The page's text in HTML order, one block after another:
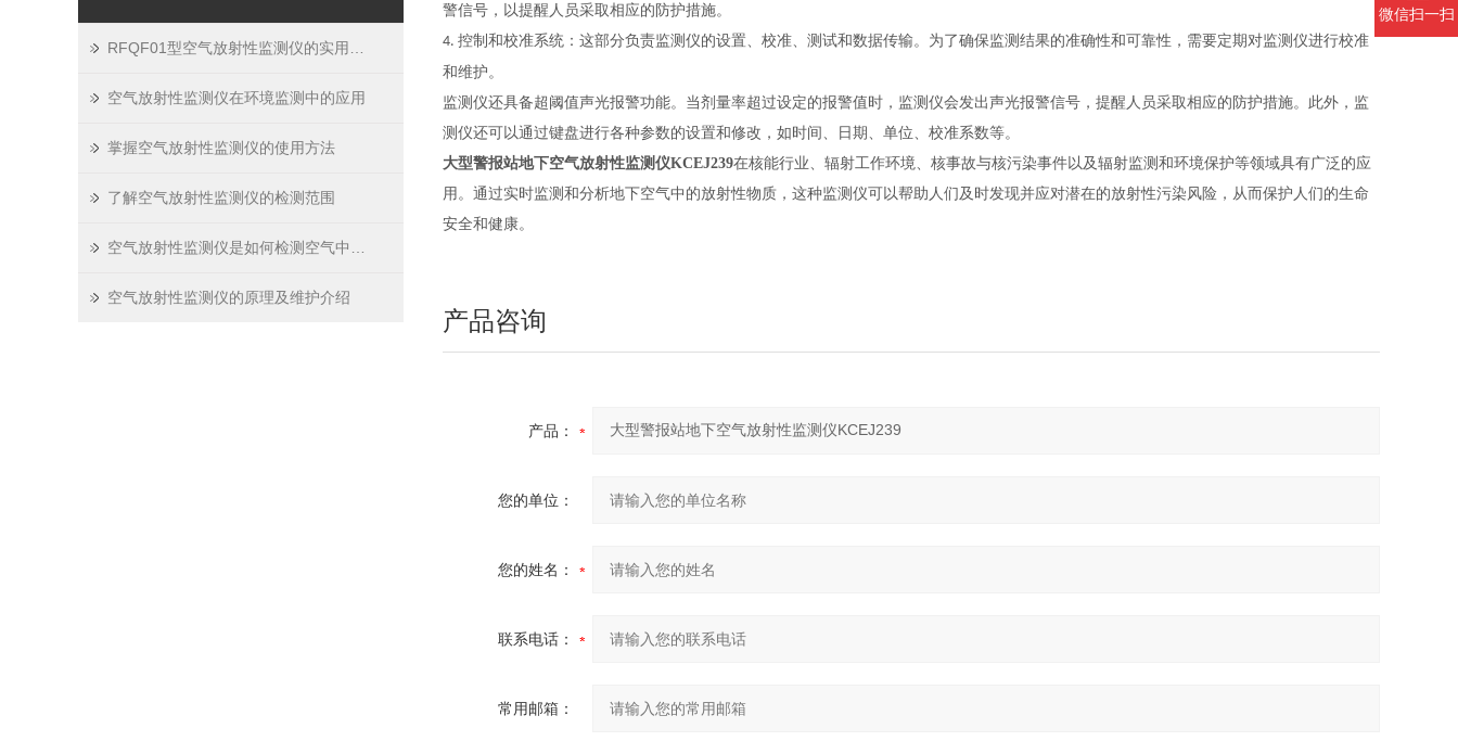
空气放射性监测仪在环境监测中的应用
掌握空气放射性监测仪的使用方法
了解空气放射性监测仪的检测范围
空气放射性监测仪的原理及维护介绍
警信号，以提醒人员采取相应的防护措施。
4. 控制和校准系统：这部分负责监测仪的设置、校准、测试和数据传输。为了确保监测结果的准确性和可靠性，需要定期对监测仪进行校准
和维护。
监测仪还具备超阈值声光报警功能。当剂量率超过设定的报警值时，监测仪会发出声光报警信号，提醒人员采取相应的防护措施。此外，监
测仪还可以通过键盘进行各种参数的设置和修改，如时间、日期、单位、校准系数等。
大型警报站地下空气放射性监测仪KCEJ239在核能行业、辐射工作环境、核事故与核污染事件以及辐射监测和环境保护等领域具有广泛的应
用。通过实时监测和分析地下空气中的放射性物质，这种监测仪可以帮助人们及时发现并应对潜在的放射性污染风险，从而保护人们的生命
安全和健康。
产品咨询
产品：
您的单位：
您的姓名：
联系电话：
常用邮箱：
微信扫一扫